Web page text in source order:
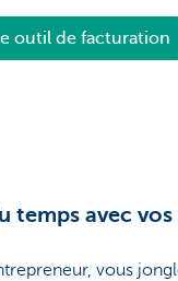
outil de facturation
temps avec
vous